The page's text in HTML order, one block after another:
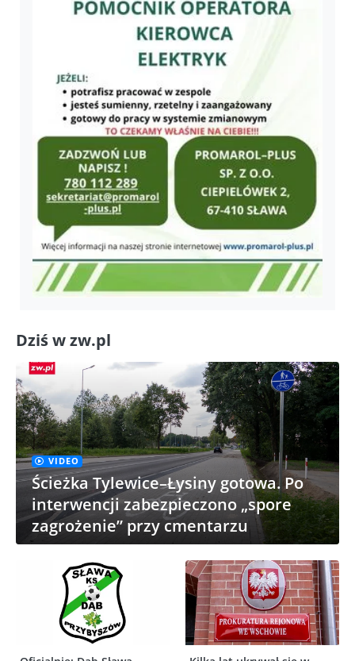
Dziś w zw.pl
VIDEO
Ścieżka Tylewice–Łysiny gotowa. Po
interwencji zabezpieczono „spore
zagrożenie” przy cmentarzu